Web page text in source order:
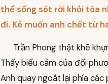
thể sống sót rời khỏi tòa
đi. Kẻ muốn anh chết từ
Trần Phong thật khẽ
Thấy biểu cảm của đối
Anh quay ngoắt lại phía